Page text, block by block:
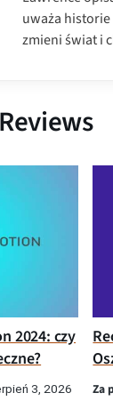
uważa historie
zmieni świat i
2024: czy
3, 2026 Za